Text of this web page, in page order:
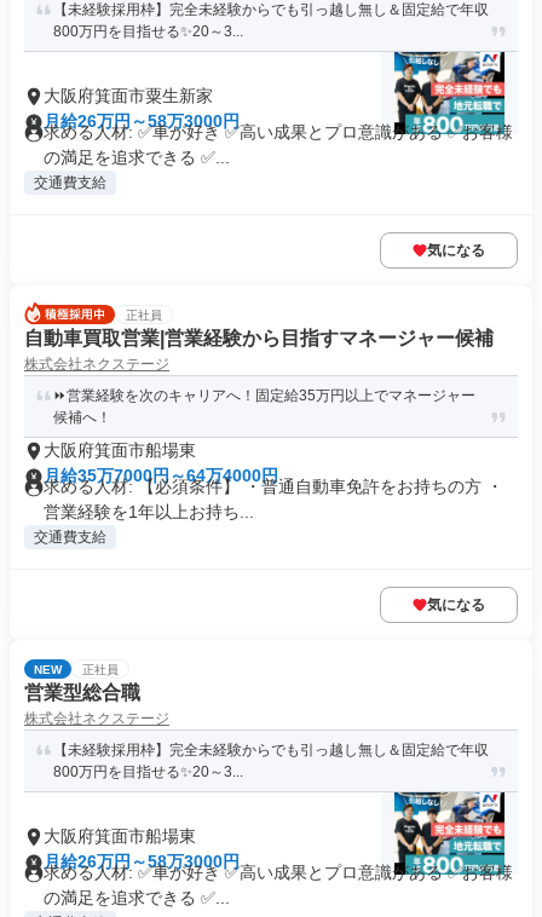
【未経験採用枠】完全未経験からでも引っ越し無し＆固定給で年収
800万円を目指せる✨20～3...
大阪府箕面市粟生新家
月給26万円～58万3000円
求める人材: ✅車が好き ✅高い成果とプロ意識がある ✅お客様
の満足を追求できる ✅...
交通費支給
気になる
正社員
自動車買取営業|営業経験から目指すマネージャー候補
株式会社ネクステージ
⏩️営業経験を次のキャリアへ！固定給35万円以上でマネージャー
候補へ！
大阪府箕面市船場東
月給35万7000円～64万4000円
求める人材: 【必須条件】 ・普通自動車免許をお持ちの方 ・
営業経験を1年以上お持ち...
交通費支給
気になる
NEW 正社員
営業型総合職
株式会社ネクステージ
【未経験採用枠】完全未経験からでも引っ越し無し＆固定給で年収
800万円を目指せる✨20～3...
大阪府箕面市船場東
月給26万円～58万3000円
求める人材: ✅車が好き ✅高い成果とプロ意識がある ✅お客様
の満足を追求できる ✅...